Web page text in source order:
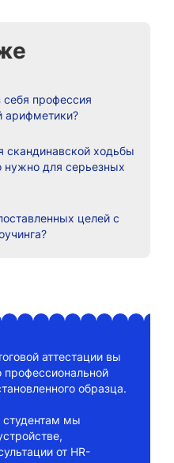
себя профессия
арифметики?
скандинавской ходьбы
нужно для серьезных
целей с
аттестации вы
профессиональной
образца.
мы
от HR-